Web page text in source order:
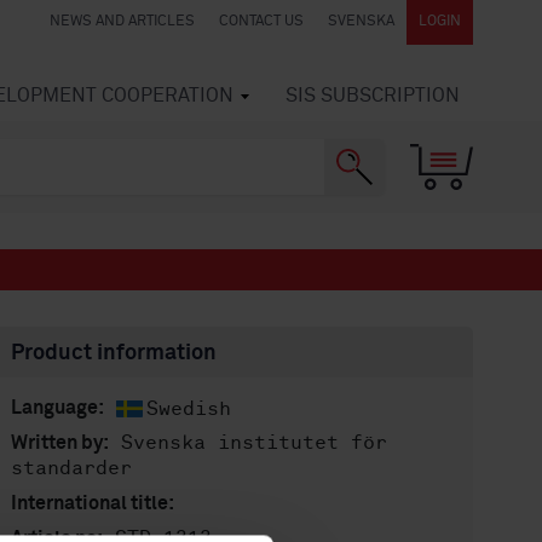
NEWS AND ARTICLES CONTACT US SVENSKA LOGIN
COOPERATION SIS SUBSCRIPTION
Product information
Language: Swedish
Written by:
Svenska institutet för
standarder
International title: